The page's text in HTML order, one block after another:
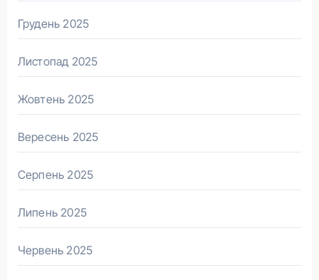
Грудень 2025
Листопад 2025
Жовтень 2025
Вересень 2025
Серпень 2025
Липень 2025
Червень 2025